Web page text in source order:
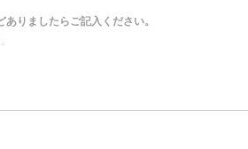
りましたらご記入ください。